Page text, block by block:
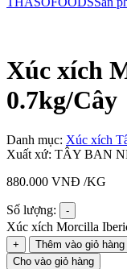
Xúc xích
0.7kg/Cây
Danh mục: Xúc xích
Xuất xứ: TÂY BAN
880.000 VNĐ /KG
Số lượng: -
Xúc xích Morcilla
+
Thêm vào giỏ hàng
Cho vào giỏ hàng